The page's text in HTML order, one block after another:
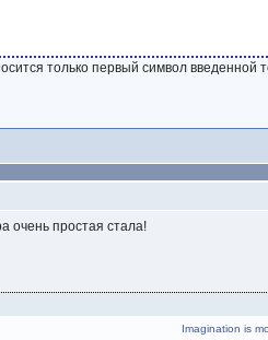
только первый символ введенной
очень простая стала!
Imagination is